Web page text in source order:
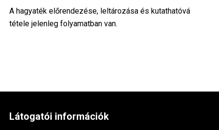
A hagyaték előrendezése, leltározása és kutathatóvá
tétele jelenleg folyamatban van.
Látogatói információk